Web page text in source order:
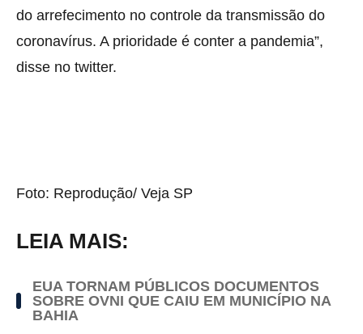
do arrefecimento no controle da transmissão do
coronavírus. A prioridade é conter a pandemia”,
disse no twitter.
Foto: Reprodução/ Veja SP
LEIA MAIS:
EUA TORNAM PÚBLICOS DOCUMENTOS
SOBRE OVNI QUE CAIU EM MUNICÍPIO NA
BAHIA